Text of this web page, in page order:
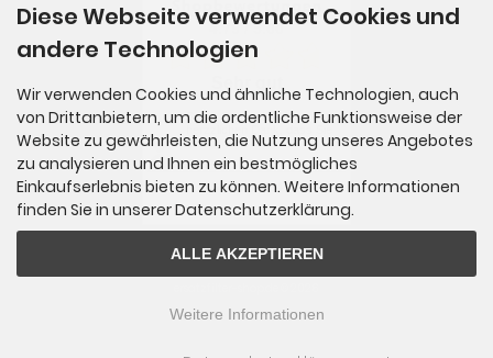
4.79/5.00
Super Service! Vielen
das...
Gesamt: 284
Diese Webseite verwendet Cookies und
andere Technologien
Wir verwenden Cookies und ähnliche Technologien, auch
von Drittanbietern, um die ordentliche Funktionsweise der
Website zu gewährleisten, die Nutzung unseres Angebotes
zu analysieren und Ihnen ein bestmögliches
Einkaufserlebnis bieten zu können. Weitere Informationen
finden Sie in unserer Datenschutzerklärung.
ALLE AKZEPTIEREN
Weitere Informationen